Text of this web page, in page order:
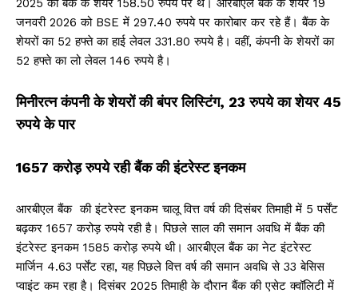
2025 को बैंक के शेयर 158.50 रुपये पर थे। आरबीएल बैंक के शेयर 19
जनवरी 2026 को BSE में 297.40 रुपये पर कारोबार कर रहे हैं। बैंक के
शेयरों का 52 हफ्ते का हाई लेवल 331.80 रुपये है। वहीं, कंपनी के शेयरों का
52 हफ्ते का लो लेवल 146 रुपये है।
मिनीरत्न कंपनी के शेयरों की बंपर लिस्टिंग, 23 रुपये का शेयर 45
रुपये के पार
1657 करोड़ रुपये रही बैंक की इंटरेस्ट इनकम
आरबीएल बैंक की इंटरेस्ट इनकम चालू वित्त वर्ष की दिसंबर तिमाही में 5 पर्सेंट
बढ़कर 1657 करोड़ रुपये रही है। पिछले साल की समान अवधि में बैंक की
इंटरेस्ट इनकम 1585 करोड़ रुपये थी। आरबीएल बैंक का नेट इंटरेस्ट
मार्जिन 4.63 पर्सेंट रहा, यह पिछले वित्त वर्ष की समान अवधि से 33 बेसिस
प्वाइंट कम रहा है। दिसंबर 2025 तिमाही के दौरान बैंक की एसेट क्वॉलिटी में